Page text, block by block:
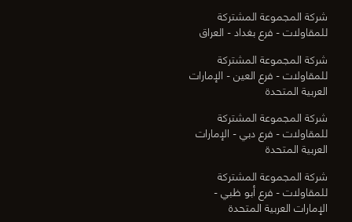
شركة المجموعة المشتركة
للمقاولات - فرع بغداد - العراق
شركة المجموعة المشتركة
للمقاولات - فرع العين - الإمارات
العربية المتحدة
شركة المجموعة المشتركة
للمقاولات - فرع دبي - الإمارات
العربية المتحدة
شركة المجموعة المشتركة
للمقاولات - فرع أبو ظبي -
الإمارات العربية المتحدة